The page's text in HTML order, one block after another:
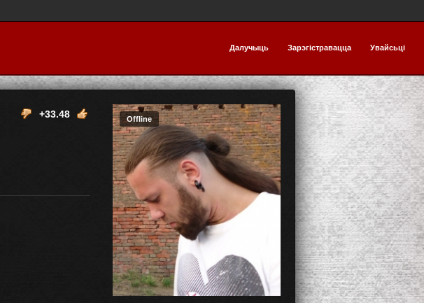
Далучыць Зарэгістравацца Увайсьці
Offline
+33.48